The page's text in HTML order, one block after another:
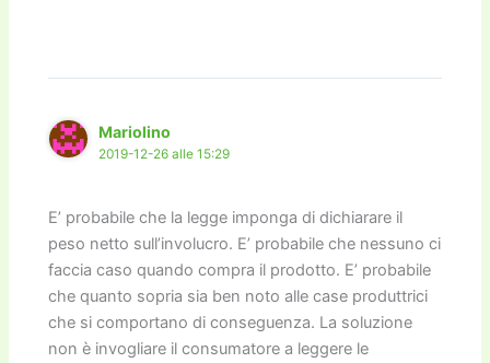
Mariolino
2019-12-26 alle 15:29
E’ probabile che la legge imponga di dichiarare il
peso netto sull’involucro. E’ probabile che nessuno ci
faccia caso quando compra il prodotto. E’ probabile
che quanto sopria sia ben noto alle case produttrici
che si comportano di conseguenza. La soluzione
non è invogliare il consumatore a leggere le